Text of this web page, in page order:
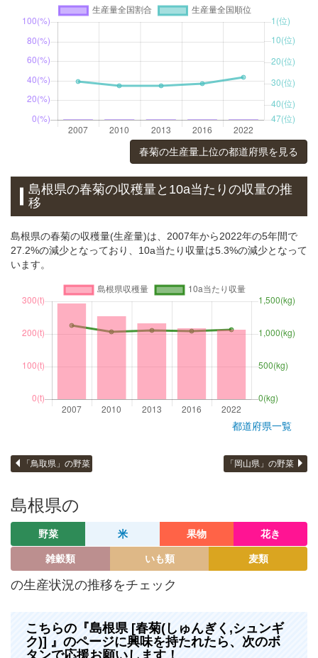
春菊の生産量上位の都道府県を見る
島根県の春菊の収穫量と10a当たりの収量の推
移
島根県の春菊の収穫量(生産量)は、2007年から2022年の5年間で
27.2%の減少となっており、10a当たり収量は5.3%の減少となって
います。
都道府県一覧
「鳥取県」の野菜 「岡山県」の野菜
島根県の
野菜 米 果物 花き
雑穀類 いも類 麦類
の生産状況の推移をチェック
こちらの『島根県 [春菊(しゅんぎく,シュンギ
ク)] 』のページに興味を持たれたら、次のボ